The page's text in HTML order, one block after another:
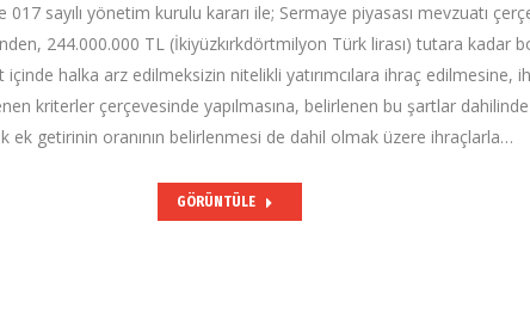
017 sayılı yönetim kurulu kararı ile; Sermaye piyasası mevzuatı
244.000.000 TL (İkiyüzkırkdörtmilyon Türk lirası) tutara kadar
içinde halka arz edilmeksizin nitelikli yatırımcılara ihraç edilmesine,
kriterler çerçevesinde yapılmasına, belirlenen bu şartlar
ek getirinin oranının belirlenmesi de dahil olmak üzere ihraçlarla…
GÖRÜNTÜLE